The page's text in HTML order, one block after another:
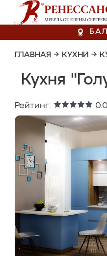
ГЛАВНАЯ → КУХНИ →
Кухня
Рейтинг: 0.0